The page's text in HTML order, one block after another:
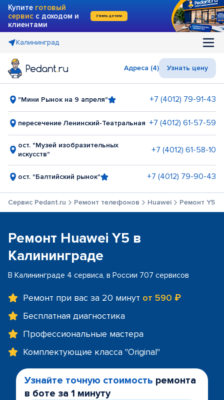
Купите готовый
сервис с доходом и
клиентами
Узнать детали
Калининград
Адреса (4) Узнать цену
"Мини Рынок на 9 апреля" +7 (4012) 79-91-43
пересечение Ленинский-Театральная +7 (4012) 61-57-59
ост. "Музей изобразительных
искусств"
+7 (4012) 61-58-10
ост. "Балтийский рынок" +7 (4012) 79-90-43
Сервис Pedant.ru Ремонт телефонов Huawei Ремонт Y5
Ремонт Huawei Y5 в
Калининграде
В Калининграде 4 сервиса, в России 707 сервисов
Ремонт при вас за 20 минут от 590 ₽
Бесплатная диагностика
Профессиональные мастера
Комплектующие класса "Original"
Узнайте точную стоимость ремонта
в боте за 1 минуту